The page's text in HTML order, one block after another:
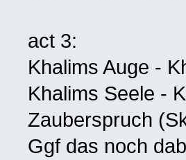
act 3:
Khalims Auge -
Khalims Seele -
Zauberspruch
Ggf das noch